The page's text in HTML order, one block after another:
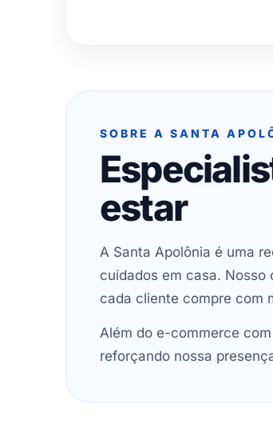
SOBRE A SANTA
estar
A Santa Apolônia é uma
cuidados em casa.
cada cliente compre com
Além do e-commerce
reforçando nossa